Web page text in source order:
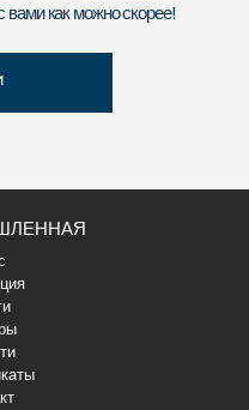
как можно скорее!